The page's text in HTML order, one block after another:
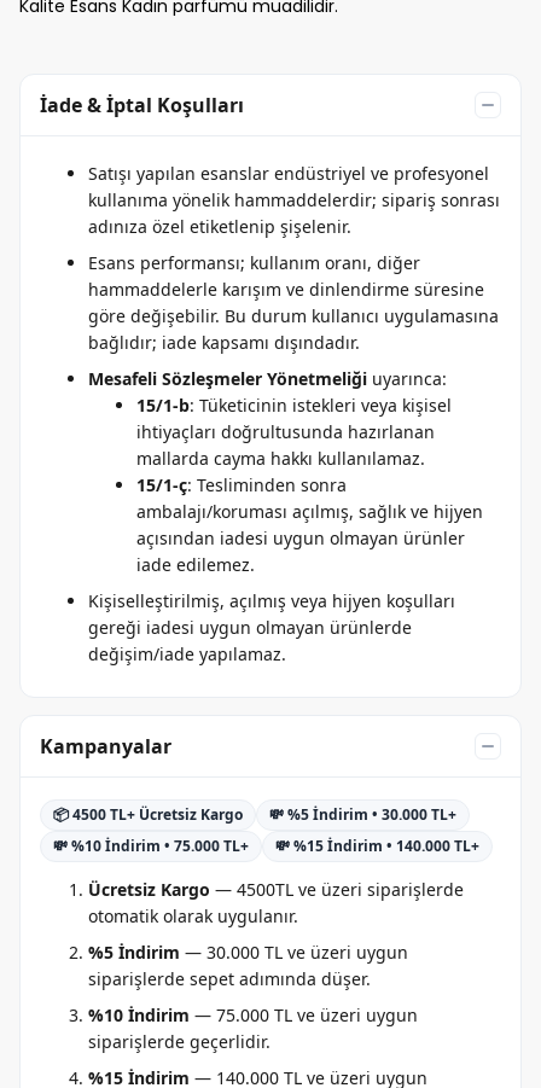
Kalite Esans Kadın parfümü muadilidir.
İade & İptal Koşulları
Satışı yapılan esanslar endüstriyel ve profesyonel
kullanıma yönelik hammaddelerdir; sipariş sonrası
adınıza özel etiketlenip şişelenir.
Esans performansı; kullanım oranı, diğer
hammaddelerle karışım ve dinlendirme süresine
göre değişebilir. Bu durum kullanıcı uygulamasına
bağlıdır; iade kapsamı dışındadır.
Mesafeli Sözleşmeler Yönetmeliği uyarınca:
15/1-b: Tüketicinin istekleri veya kişisel
ihtiyaçları doğrultusunda hazırlanan
mallarda cayma hakkı kullanılamaz.
15/1-ç: Tesliminden sonra
ambalajı/koruması açılmış, sağlık ve hijyen
açısından iadesi uygun olmayan ürünler
iade edilemez.
Kişiselleştirilmiş, açılmış veya hijyen koşulları
gereği iadesi uygun olmayan ürünlerde
değişim/iade yapılamaz.
Kampanyalar
📦 4500 TL+ Ücretsiz Kargo
💸 %5 İndirim • 30.000 TL+
💸 %10 İndirim • 75.000 TL+
💸 %15 İndirim • 140.000 TL+
Ücretsiz Kargo — 4500TL ve üzeri siparişlerde
otomatik olarak uygulanır.
%5 İndirim — 30.000 TL ve üzeri uygun
siparişlerde sepet adımında düşer.
%10 İndirim — 75.000 TL ve üzeri uygun
siparişlerde geçerlidir.
%15 İndirim — 140.000 TL ve üzeri uygun